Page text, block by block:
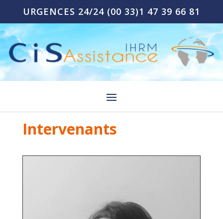
URGENCES 24/24 (00 33)1 47 39 66 81
Intervenants